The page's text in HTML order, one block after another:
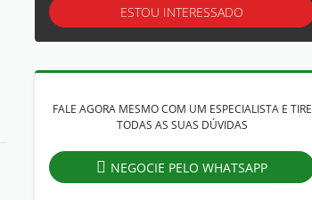
ESTOU INTERESSADO
FALE AGORA MESMO COM UM ESPECIALISTA E TIRE
TODAS AS SUAS DÚVIDAS
NEGOCIE PELO WHATSAPP